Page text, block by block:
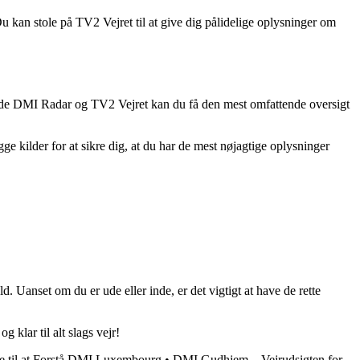
kan stole på TV2 Vejret til at give dig pålidelige oplysninger om
DMI Radar og TV2 Vejret kan du få den mest omfattende oversigt
kilder for at sikre dig, at du har de mest nøjagtige oplysninger
om du er ude eller inde, er det vigtigt at have de rette
klar til alt slags vejr!